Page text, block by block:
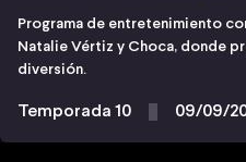
Programa de entretenimiento
Natalie Vértiz y Choca, donde
diversión.
Temporada 10 09/09/